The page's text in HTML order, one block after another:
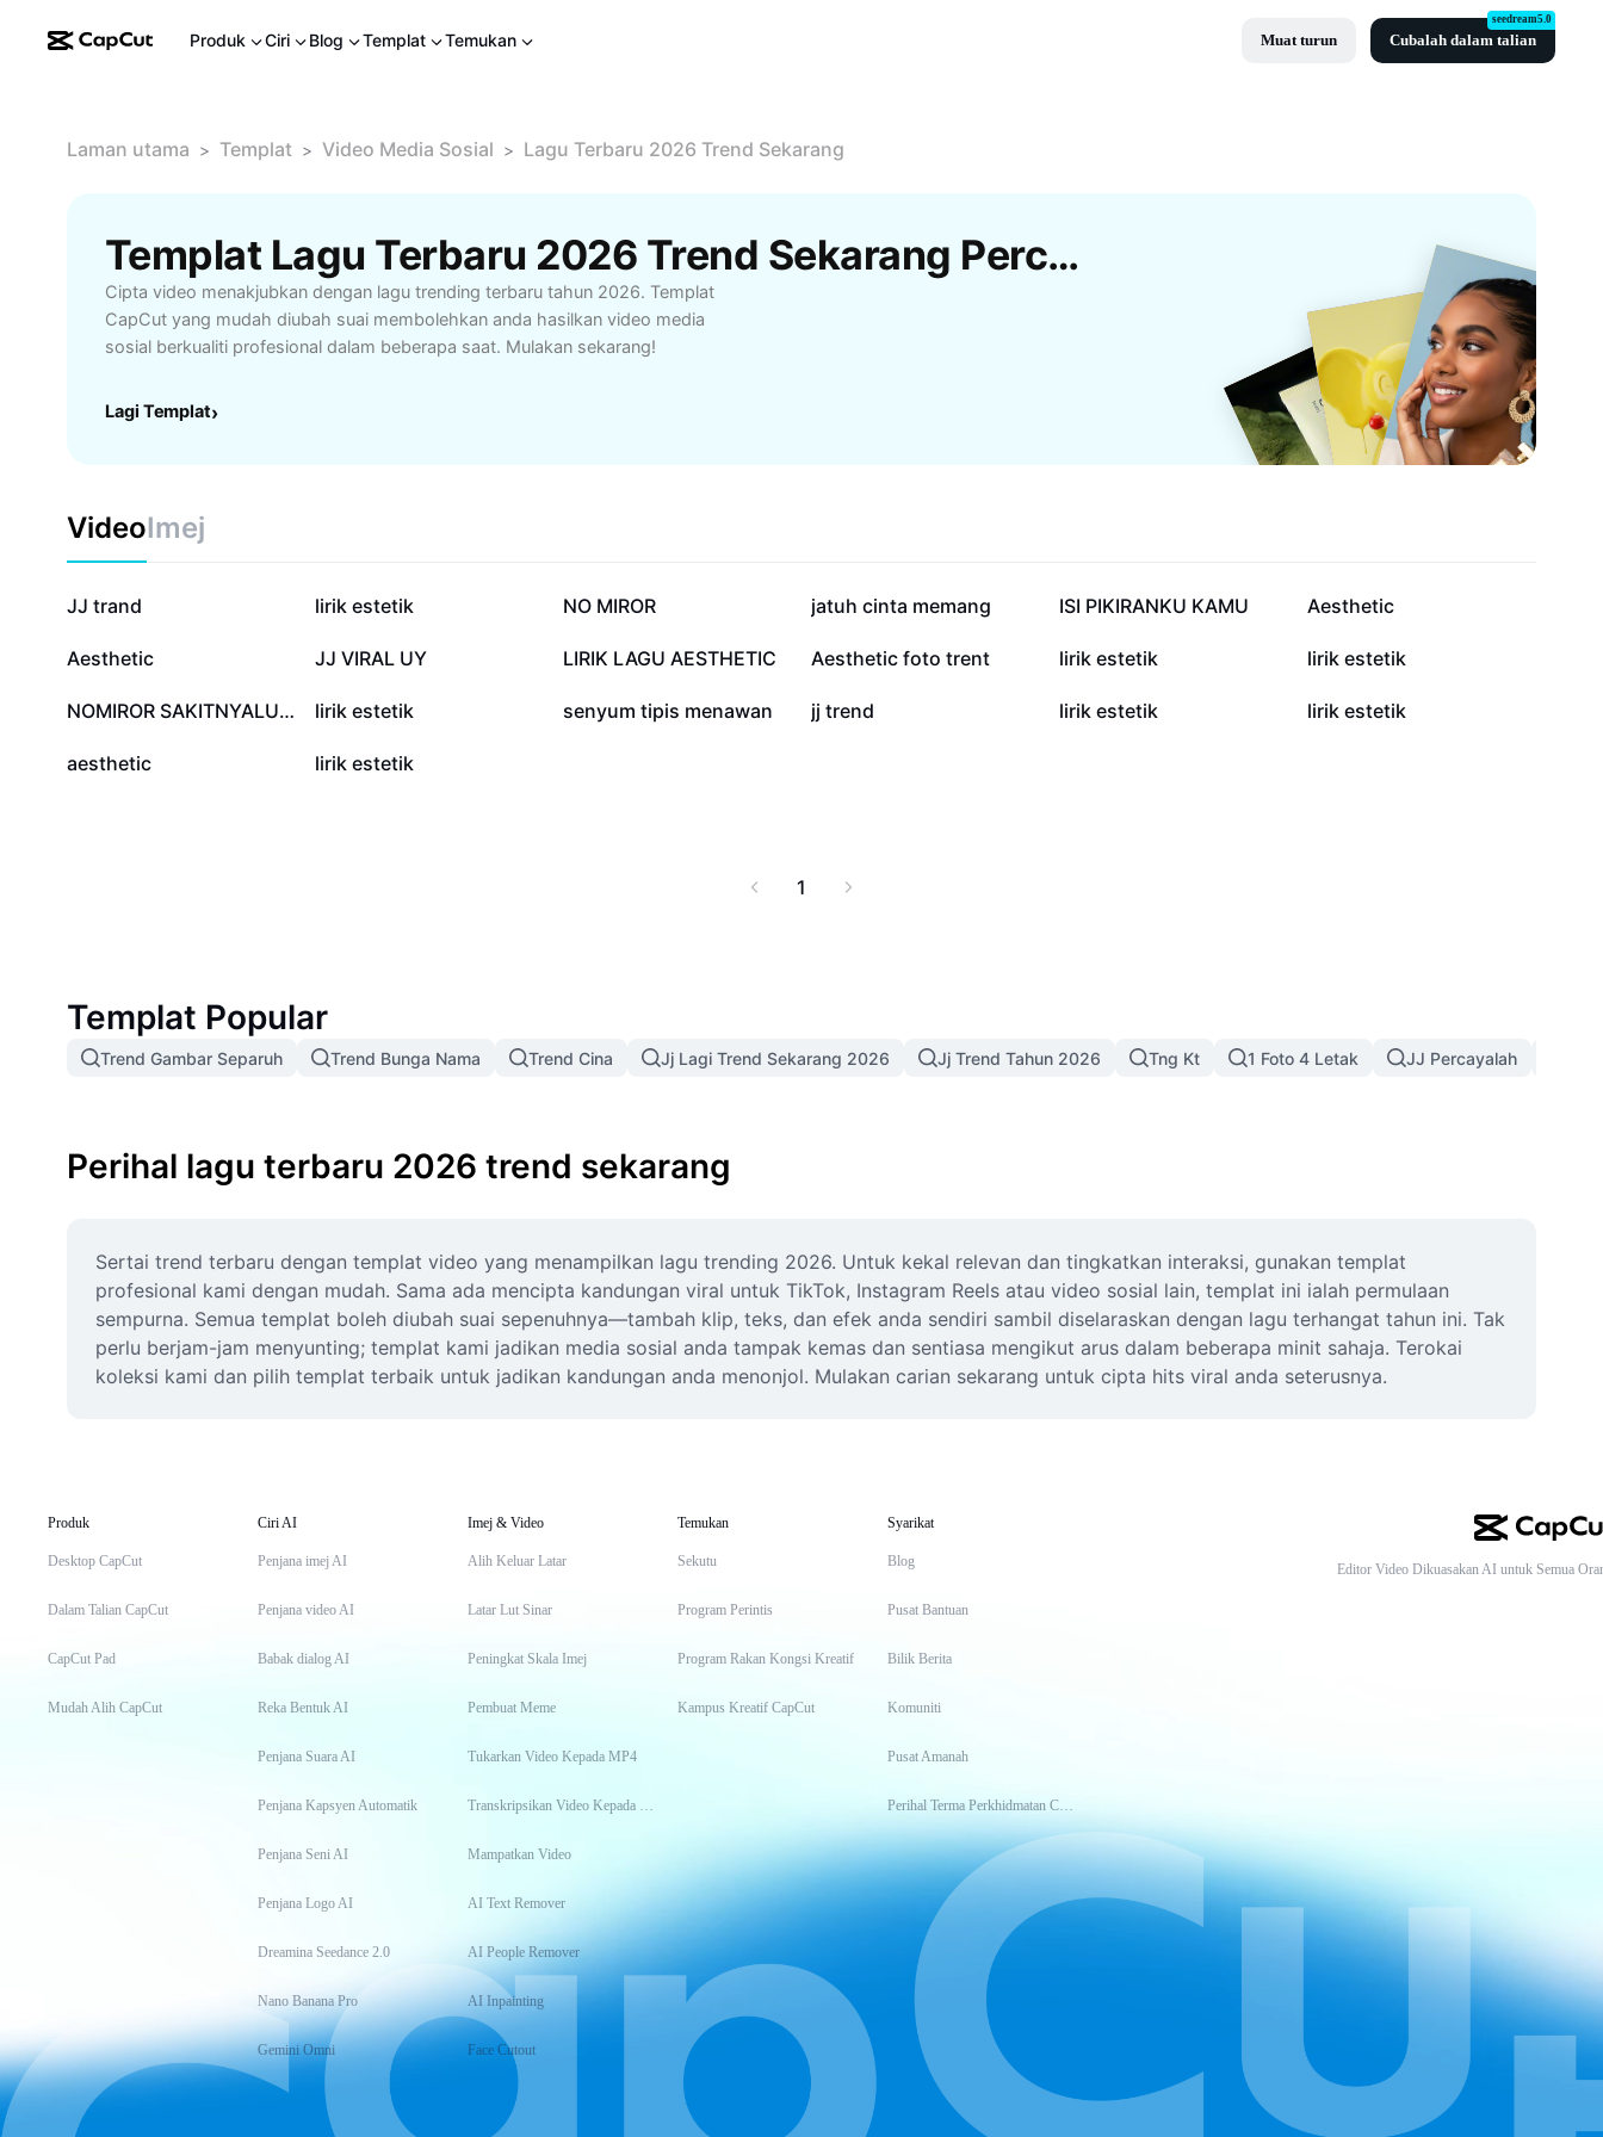
Produk Ciri Blog Templat Temukan Muat turun Cubalah dalam talian
seedream5.0
Laman utama > Templat > Video Media Sosial > Lagu Terbaru 2026 Trend Sekarang
Templat Lagu Terbaru 2026 Trend Sekarang Percuma Oleh CapCut
Cipta video menakjubkan dengan lagu trending terbaru tahun 2026. Templat
CapCut yang mudah diubah suai membolehkan anda hasilkan video media
sosial berkualiti profesional dalam beberapa saat. Mulakan sekarang!
Lagi Templat›
VideoImej
774.4K
JJ trand 531.1K
lirik estetik 354.3K
NO MIROR 252.8K
jatuh cinta memang 169.9K
ISI PIKIRANKU KAMU 144.1K
Aesthetic
137.8K
Aesthetic 129.3K
JJ VIRAL UY 113.1K
LIRIK LAGU AESTHETIC 96.5K
Aesthetic foto trent 61K
lirik estetik 50.6K
lirik estetik
41.8K NOMIROR SAKITNYALUAR 17.1K
lirik estetik 16.3K
senyum tipis menawan 15.5K
jj trend 10.1K
lirik estetik 9K
lirik estetik
796
aesthetic 251
lirik estetik
1
Templat Popular
Trend Gambar Separuh Trend Bunga Nama Trend Cina Jj Lagi Trend Sekarang 2026 Jj Trend Tahun 2026 Tng Kt 1 Foto 4 Letak JJ Percayalah
Perihal lagu terbaru 2026 trend sekarang
Sertai trend terbaru dengan templat video yang menampilkan lagu trending 2026. Untuk kekal relevan dan tingkatkan interaksi, gunakan templat
profesional kami dengan mudah. Sama ada mencipta kandungan viral untuk TikTok, Instagram Reels atau video sosial lain, templat ini ialah permulaan
sempurna. Semua templat boleh diubah suai sepenuhnya—tambah klip, teks, dan efek anda sendiri sambil diselaraskan dengan lagu terhangat tahun ini. Tak
perlu berjam-jam menyunting; templat kami jadikan media sosial anda tampak kemas dan sentiasa mengikut arus dalam beberapa minit sahaja. Terokai
koleksi kami dan pilih templat terbaik untuk jadikan kandungan anda menonjol. Mulakan carian sekarang untuk cipta hits viral anda seterusnya.
Produk
Desktop CapCut
Dalam Talian CapCut
CapCut Pad
Mudah Alih CapCut
Ciri AI
Penjana imej AI
Penjana video AI
Babak dialog AI
Reka Bentuk AI
Penjana Suara AI
Penjana Kapsyen Automatik
Penjana Seni AI
Penjana Logo AI
Dreamina Seedance 2.0
Nano Banana Pro
Gemini Omni
Imej & Video
Alih Keluar Latar
Latar Lut Sinar
Peningkat Skala Imej
Pembuat Meme
Tukarkan Video Kepada MP4
Transkripsikan Video Kepada Teks
Mampatkan Video
AI Text Remover
AI People Remover
AI Inpainting
Face Cutout
Temukan
Sekutu
Program Perintis
Program Rakan Kongsi Kreatif
Kampus Kreatif CapCut
Syarikat
Blog
Pusat Bantuan
Bilik Berita
Komuniti
Pusat Amanah
Perihal Terma Perkhidmatan CapCut
Editor Video Dikuasakan AI untuk Semua